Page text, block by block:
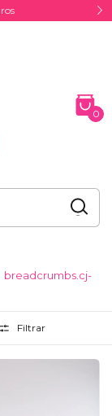
0
breadcrumbs.cj-
Filtrar